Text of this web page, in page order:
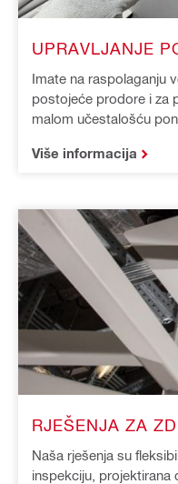
UPRAVLJANJE
Imate na raspolaganju
postojeće prodore i za
malom učestalošću
Više informacija
RJEŠENJA ZA
Naša rješenja su
inspekciju, projektirana